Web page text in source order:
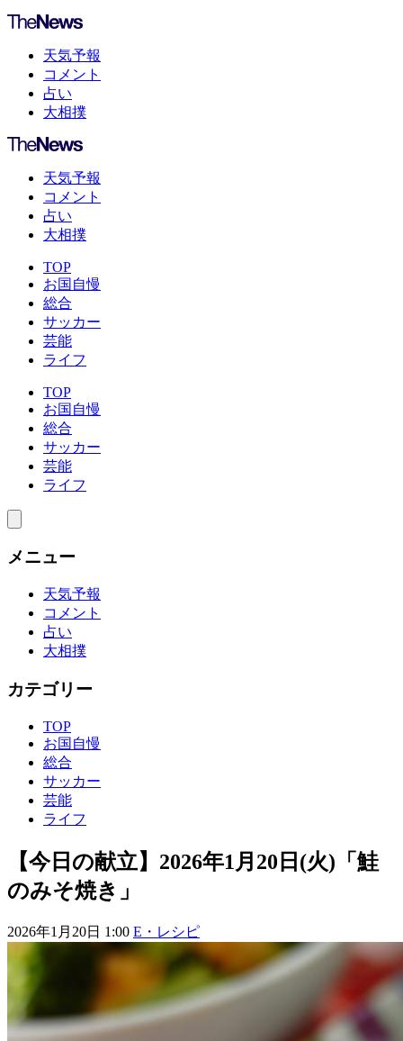
天気予報
コメント
占い
大相撲
天気予報
コメント
占い
大相撲
TOP
お国自慢
総合
サッカー
芸能
ライフ
TOP
お国自慢
総合
サッカー
芸能
ライフ
メニュー
天気予報
コメント
占い
大相撲
カテゴリー
TOP
お国自慢
総合
サッカー
芸能
ライフ
【今日の献立】2026年1月20日(火)「鮭
のみそ焼き」
2026年1月20日 1:00 E・レシピ